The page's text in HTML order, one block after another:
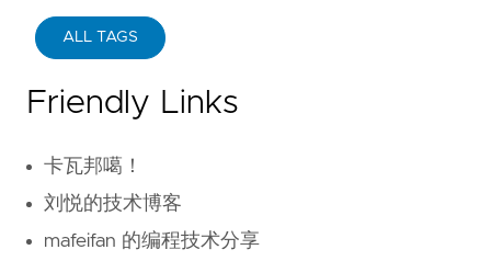
ALL TAGS
Friendly Links
卡瓦邦噶！
刘悦的技术博客
mafeifan 的编程技术分享